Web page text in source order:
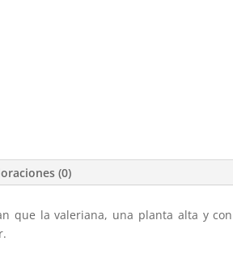
(0)
que la valeriana, una planta alta y